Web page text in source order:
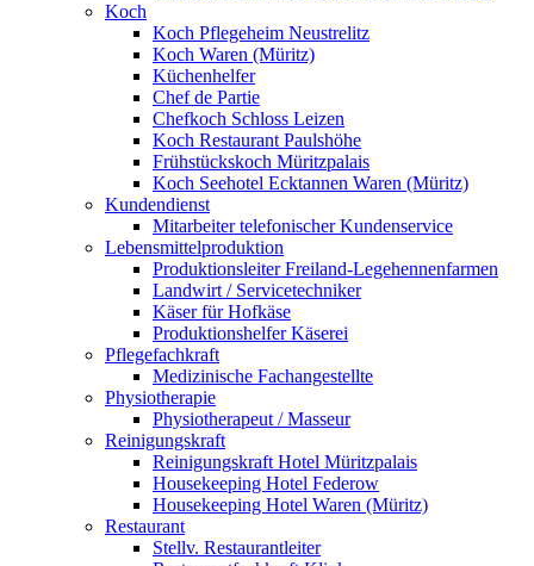
Koch
Koch Pflegeheim Neustrelitz
Koch Waren (Müritz)
Küchenhelfer
Chef de Partie
Chefkoch Schloss Leizen
Koch Restaurant Paulshöhe
Frühstückskoch Müritzpalais
Koch Seehotel Ecktannen Waren (Müritz)
Kundendienst
Mitarbeiter telefonischer Kundenservice
Lebensmittelproduktion
Produktionsleiter Freiland-Legehennenfarmen
Landwirt / Servicetechniker
Käser für Hofkäse
Produktionshelfer Käserei
Pflegefachkraft
Medizinische Fachangestellte
Physiotherapie
Physiotherapeut / Masseur
Reinigungskraft
Reinigungskraft Hotel Müritzpalais
Housekeeping Hotel Federow
Housekeeping Hotel Waren (Müritz)
Restaurant
Stellv. Restaurantleiter